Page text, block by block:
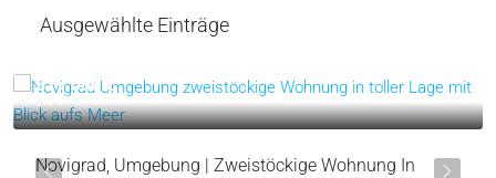
Ausgewählte Einträge
319.000 €
3.544 €
Novigrad, Umgebung | Zweistöckige Wohnung In